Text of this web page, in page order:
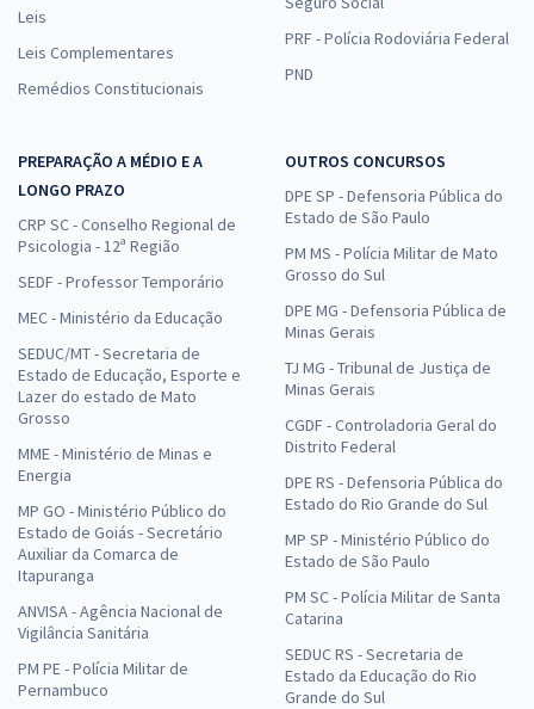
Leis
Leis Complementares
Remédios Constitucionais
PRF - Polícia Rodoviária Federal
PND
PREPARAÇÃO A MÉDIO E A
LONGO PRAZO
CRP SC - Conselho Regional de
Psicologia - 12ª Região
SEDF - Professor Temporário
MEC - Ministério da Educação
SEDUC/MT - Secretaria de
Estado de Educação, Esporte e
Lazer do estado de Mato
Grosso
MME - Ministério de Minas e
Energia
MP GO - Ministério Público do
Estado de Goiás - Secretário
Auxiliar da Comarca de
Itapuranga
ANVISA - Agência Nacional de
Vigilância Sanitária
PM PE - Polícia Militar de
Pernambuco
OUTROS CONCURSOS
DPE SP - Defensoria Pública do
Estado de São Paulo
PM MS - Polícia Militar de Mato
Grosso do Sul
DPE MG - Defensoria Pública de
Minas Gerais
TJ MG - Tribunal de Justiça de
Minas Gerais
CGDF - Controladoria Geral do
Distrito Federal
DPE RS - Defensoria Pública do
Estado do Rio Grande do Sul
MP SP - Ministério Público do
Estado de São Paulo
PM SC - Polícia Militar de Santa
Catarina
SEDUC RS - Secretaria de
Estado da Educação do Rio
Grande do Sul